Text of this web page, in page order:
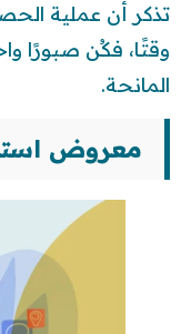
تذكر أن عملية
وقتًا، فكُن صبورًا
المانحة.
معروض